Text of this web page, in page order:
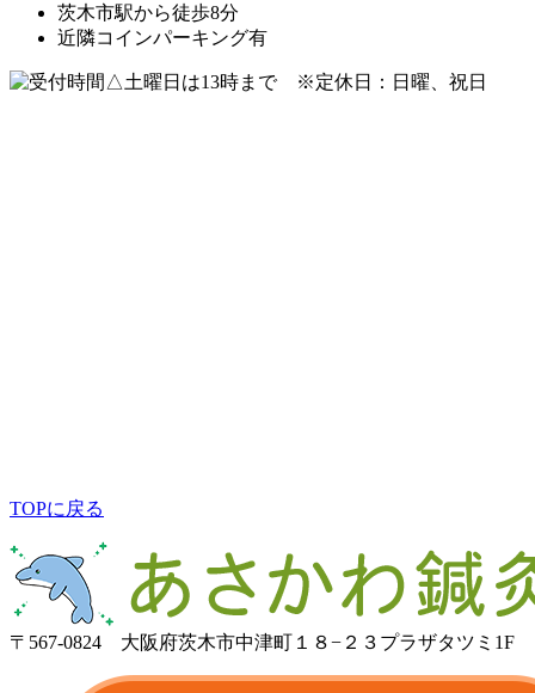
茨木市駅から徒歩8分
近隣コインパーキング有
△土曜日は13時まで ※定休日：日曜、祝日
TOPに戻る
〒567-0824 大阪府茨木市中津町１８−２３プラザタツミ1F